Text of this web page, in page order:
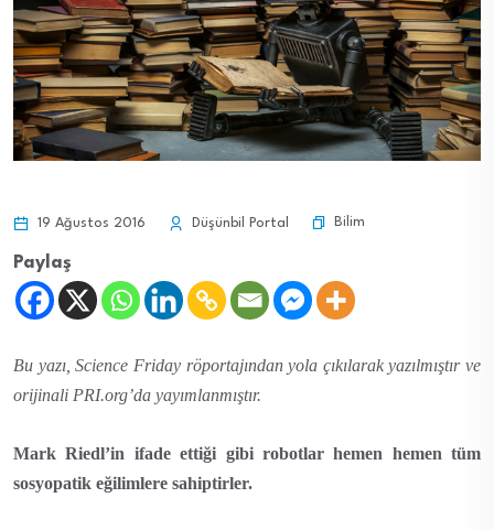
19 Ağustos 2016 Düşünbil Portal Bilim
Paylaş
Bu yazı, Science Friday röportajından yola çıkılarak yazılmıştır ve
orijinali PRI.org’da yayımlanmıştır.
Mark Riedl’in ifade ettiği gibi robotlar hemen hemen tüm
sosyopatik eğilimlere sahiptirler.